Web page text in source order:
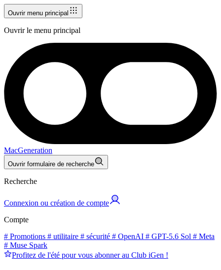
Ouvrir menu principal
Ouvrir le menu principal
MacGeneration
Ouvrir formulaire de recherche
Recherche
Connexion ou création de compte
Compte
# Promotions # utilitaire # sécurité # OpenAI # GPT-5.6 Sol # Meta
# Muse Spark
Profitez de l'été pour vous abonner au Club iGen !